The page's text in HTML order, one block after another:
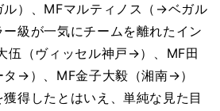
ル）、MFマルティノス（→ベガル
級が一気にチームを離れたイン
伍（ヴィッセル神戸→）、MF田
→）、MF金子大毅（湘南→）
得したとはいえ、単純な見た目